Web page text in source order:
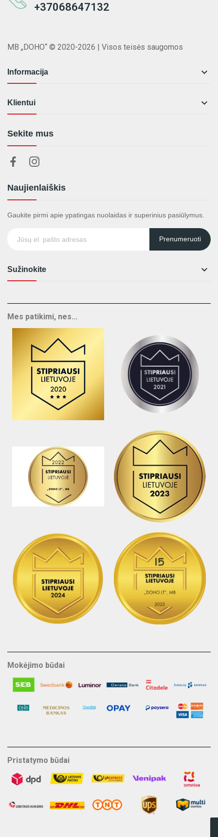
+37068647132
MB „DOHO“ © 2020-2026 | Visos teisės saugomos
Informacija 
Klientui 
Sekite mus
Naujienlaiškis
Gaukite pirmi apie ypatingas nuolaidas ir superinius pasiūlymus.
Prenumeruoti
Sužinokite 
Mes patikimi, nes...
Mokėjimo būdai
Pristatymo būdai